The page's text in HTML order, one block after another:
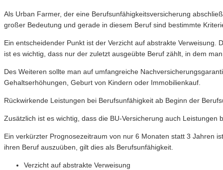
Als Urban Farmer, der eine Berufsunfähigkeitsversicherung
großer Bedeutung und gerade in diesem Beruf sind bestimmte
Ein entscheidender Punkt ist der Verzicht auf abstrakte
ist es wichtig, dass nur der zuletzt ausgeübte Beruf zählt, in dem
Des Weiteren sollte man auf umfangreiche
Gehaltserhöhungen, Geburt von Kindern oder Immobilienkauf.
Rückwirkende Leistungen bei Berufsunfähigkeit ab Beginn der
Zusätzlich ist es wichtig, dass die BU-Versicherung auch
Ein verkürzter Prognosezeitraum von nur 6 Monaten statt 3 Jahren
ihren Beruf auszuüben, gilt dies als Berufsunfähigkeit.
Verzicht auf abstrakte Verweisung